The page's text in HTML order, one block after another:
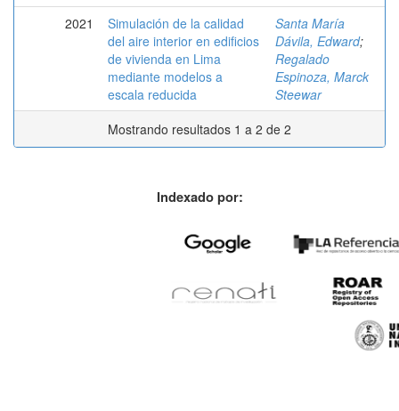
2021
Simulación de la calidad
del aire interior en edificios
de vivienda en Lima
mediante modelos a
escala reducida
Santa María
Dávila, Edward;
Regalado
Espinoza, Marck
Steewar
Mostrando resultados 1 a 2 de 2
Indexado por: